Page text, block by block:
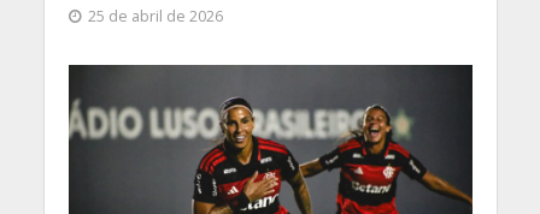
25 de abril de 2026